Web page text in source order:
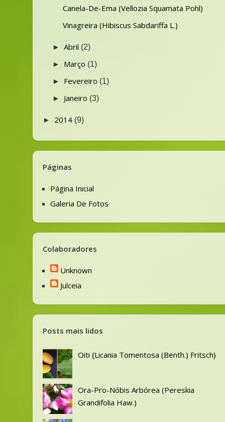
Canela-De-Ema (Vellozia Squamata Pohl)
Vinagreira (Hibiscus Sabdariffa L.)
►Abril (2)
► Março (1)
► Fevereiro (1)
► Janeiro (3)
► 2014 (9)
Páginas
Página Inicial
Galeria De Fotos
Colaboradores
Unknown
Julceia
Posts mais lidos
Oiti {Licania Tomentosa (Benth.) Fritsch}
Ora-Pro-Nóbis Arbórea (Pereskia
Grandifolia Haw.)